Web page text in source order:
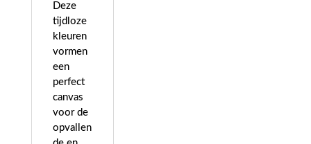
Deze
tijdloze
kleuren
vormen
een
perfect
canvas
voor de
opvallen